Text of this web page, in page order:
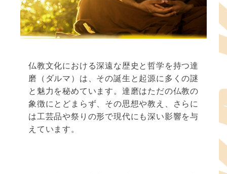
仏教文化における深遠な歴史と哲学を持つ達
磨（ダルマ）は、その誕生と起源に多くの謎
と魅力を秘めています。達磨はただの仏教の
象徴にとどまらず、その思想や教え、さらに
は工芸品や祭りの形で現代にも深い影響を与
えています。